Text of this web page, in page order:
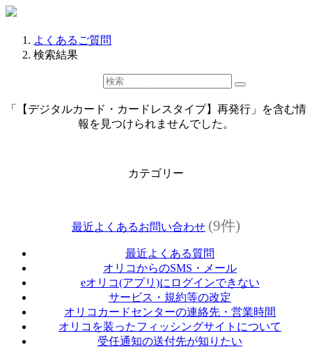
よくあるご質問
検索結果
「【デジタルカード・カードレスタイプ】再発行」を含む情
報を見つけられませんでした。
カテゴリー
最近よくあるお問い合わせ (9件)
最近よくある質問
オリコからのSMS・メール
eオリコ(アプリ)にログインできない
サービス・規約等の改定
オリコカードセンターの連絡先・営業時間
オリコを装ったフィッシングサイトについて
受任通知の送付先が知りたい